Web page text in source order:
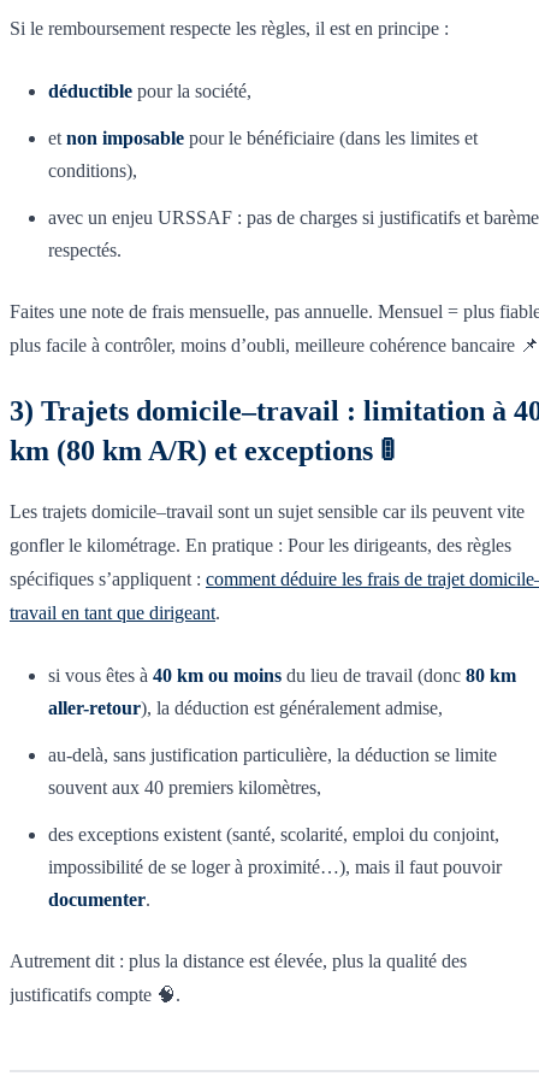
Si le remboursement respecte les règles, il est en principe :
déductible pour la société,
et non imposable pour le bénéficiaire (dans les limites et
conditions),
avec un enjeu URSSAF : pas de charges si justificatifs et barème
respectés.
Faites une note de frais mensuelle, pas annuelle. Mensuel = plus
plus facile à contrôler, moins d’oubli, meilleure cohérence bancaire 📌
3) Trajets domicile–travail : limitation à
km (80 km A/R) et exceptions 🚦
Les trajets domicile–travail sont un sujet sensible car ils peuvent vite
gonfler le kilométrage. En pratique : Pour les dirigeants, des règles
spécifiques s’appliquent : comment déduire les frais de trajet
travail en tant que dirigeant.
si vous êtes à 40 km ou moins du lieu de travail (donc 80 km
aller-retour), la déduction est généralement admise,
au-delà, sans justification particulière, la déduction se limite
souvent aux 40 premiers kilomètres,
des exceptions existent (santé, scolarité, emploi du conjoint,
impossibilité de se loger à proximité…), mais il faut pouvoir
documenter.
Autrement dit : plus la distance est élevée, plus la qualité des
justificatifs compte 🧠.